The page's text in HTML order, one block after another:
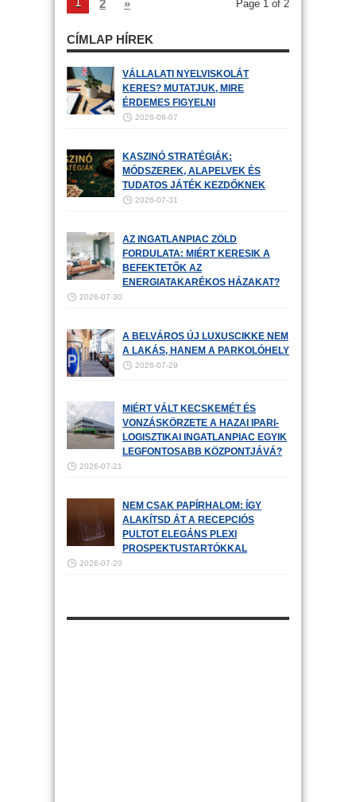
Page 1 of 2
2 »
CÍMLAP HÍREK
VÁLLALATI NYELVISKOLÁT
KERES? MUTATJUK, MIRE
ÉRDEMES FIGYELNI
2026-08-07
KASZINÓ STRATÉGIÁK:
MÓDSZEREK, ALAPELVEK ÉS
TUDATOS JÁTÉK KEZDŐKNEK
2026-07-31
AZ INGATLANPIAC ZÖLD
FORDULATA: MIÉRT KERESIK A
BEFEKTETŐK AZ
ENERGIATAKARÉKOS HÁZAKAT?
2026-07-30
A BELVÁROS ÚJ LUXUSCIKKE NEM
A LAKÁS, HANEM A PARKOLÓHELY
2026-07-29
MIÉRT VÁLT KECSKEMÉT ÉS
VONZÁSKÖRZETE A HAZAI IPARI-
LOGISZTIKAI INGATLANPIAC EGYIK
LEGFONTOSABB KÖZPONTJÁVÁ?
2026-07-21
NEM CSAK PAPÍRHALOM: ÍGY
ALAKÍTSD ÁT A RECEPCIÓS
PULTOT ELEGÁNS PLEXI
PROSPEKTUSTARTÓKKAL
2026-07-20